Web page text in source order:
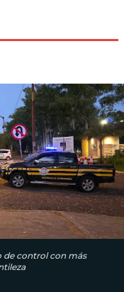
de control con más